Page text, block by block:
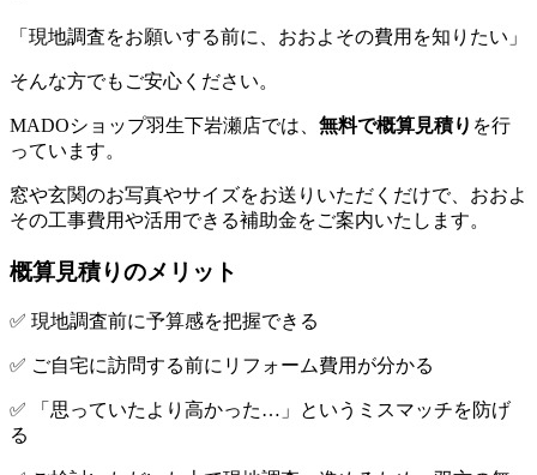
「現地調査をお願いする前に、おおよその費用を知りたい」
そんな方でもご安心ください。
MADOショップ羽生下岩瀬店では、 無料で概算見積り を行
っています。
窓や玄関のお写真やサイズをお送りいただくだけで、おおよ
その工事費用や活用できる補助金をご案内いたします。
概算見積りのメリット
✅ 現地調査前に予算感を把握できる
✅ ご自宅に訪問する前にリフォーム費用が分かる
✅ 「思っていたより高かった…」というミスマッチを防げ
る